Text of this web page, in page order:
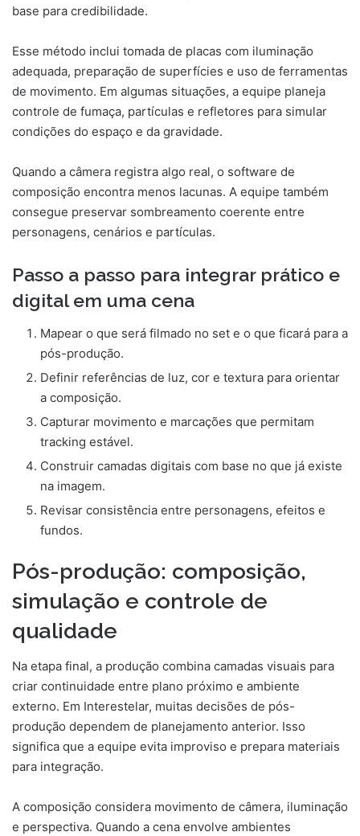
base para credibilidade.
Esse método inclui tomada de placas com iluminação
adequada, preparação de superfícies e uso de ferramentas
de movimento. Em algumas situações, a equipe planeja
controle de fumaça, partículas e refletores para simular
condições do espaço e da gravidade.
Quando a câmera registra algo real, o software de
composição encontra menos lacunas. A equipe também
consegue preservar sombreamento coerente entre
personagens, cenários e partículas.
Passo a passo para integrar prático e
digital em uma cena
Mapear o que será filmado no set e o que ficará para a
pós-produção.
Definir referências de luz, cor e textura para orientar
a composição.
Capturar movimento e marcações que permitam
tracking estável.
Construir camadas digitais com base no que já existe
na imagem.
Revisar consistência entre personagens, efeitos e
fundos.
Pós-produção: composição,
simulação e controle de
qualidade
Na etapa final, a produção combina camadas visuais para
criar continuidade entre plano próximo e ambiente
externo. Em Interestelar, muitas decisões de pós-
produção dependem de planejamento anterior. Isso
significa que a equipe evita improviso e prepara materiais
para integração.
A composição considera movimento de câmera, iluminação
e perspectiva. Quando a cena envolve ambientes